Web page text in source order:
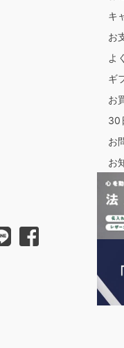
キ
お
よ
ギ
お
30
お
お